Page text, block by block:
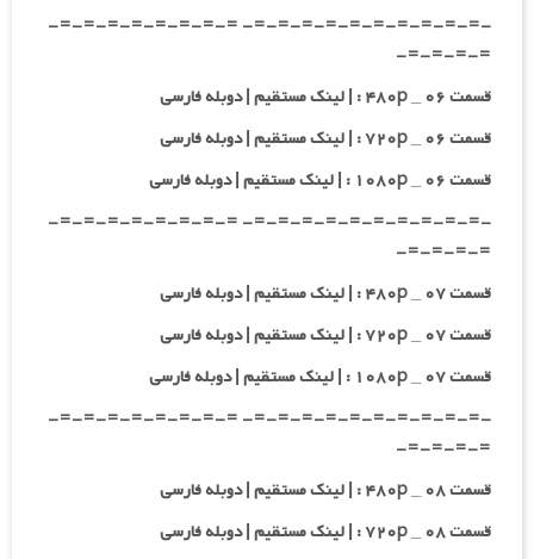
-=-=-=-=-=-=-=-=-=-=- =-=-=-=-=-=-=-=-
=-=-=-=-
قسمت ۰۶ _ ۴۸۰p : | لینک مستقیم | دوبله فارسی
قسمت ۰۶ _ ۷۲۰p : | لینک مستقیم | دوبله فارسی
قسمت ۰۶ _ ۱۰۸۰p : | لینک مستقیم | دوبله فارسی
-=-=-=-=-=-=-=-=-=-=- =-=-=-=-=-=-=-=-
=-=-=-=-
قسمت ۰۷ _ ۴۸۰p : | لینک مستقیم | دوبله فارسی
قسمت ۰۷ _ ۷۲۰p : | لینک مستقیم | دوبله فارسی
قسمت ۰۷ _ ۱۰۸۰p : | لینک مستقیم | دوبله فارسی
-=-=-=-=-=-=-=-=-=-=- =-=-=-=-=-=-=-=-
=-=-=-=-
قسمت ۰۸ _ ۴۸۰p : | لینک مستقیم | دوبله فارسی
قسمت ۰۸ _ ۷۲۰p : | لینک مستقیم | دوبله فارسی